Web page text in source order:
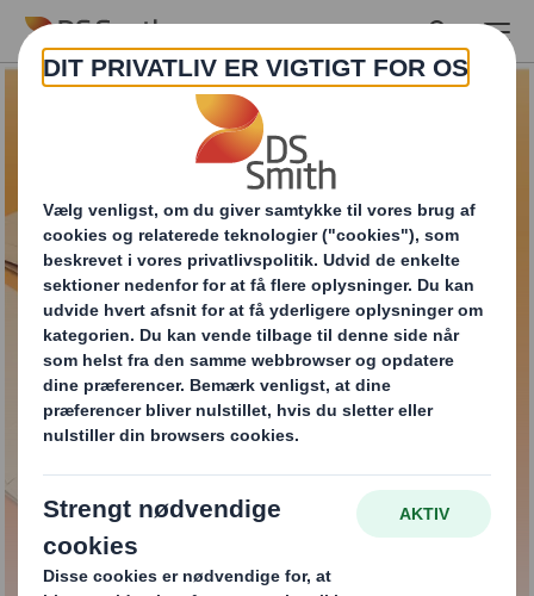
Skip to main content
DS Smith Papirposer
KONTAKT OS HVIS DU VIL VIDE
MERE